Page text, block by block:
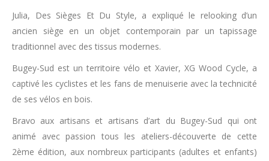
Julia, Des Sièges Et Du Style, a expliqué le relooking d’un
ancien siège en un objet contemporain par un tapissage
traditionnel avec des tissus modernes.
Bugey-Sud est un territoire vélo et Xavier, XG Wood Cycle, a
captivé les cyclistes et les fans de menuiserie avec la technicité
de ses vélos en bois.
Bravo aux artisans et artisans d’art du Bugey-Sud qui ont
animé avec passion tous les ateliers-découverte de cette
2ème édition, aux nombreux participants (adultes et enfants)